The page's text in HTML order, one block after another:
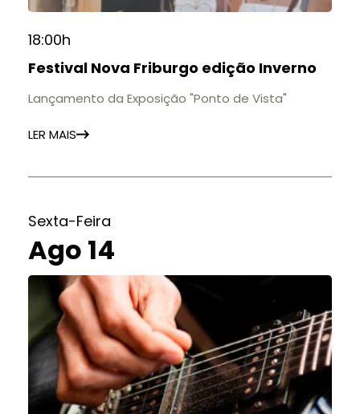
18:00h
Festival Nova Friburgo edição Inverno
Lançamento da Exposição "Ponto de Vista"
LER MAIS
Sexta-Feira
Ago 14